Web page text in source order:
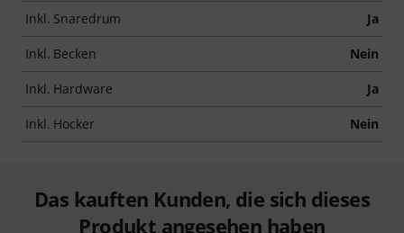
Inkl. Snaredrum Ja
Inkl. Becken Nein
Inkl. Hardware Ja
Inkl. Hocker Nein
Das kauften Kunden, die sich dieses
Produkt angesehen haben